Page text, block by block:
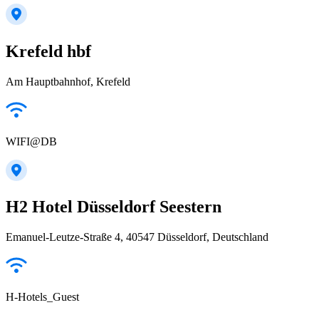
Krefeld hbf
Am Hauptbahnhof, Krefeld
WIFI@DB
H2 Hotel Düsseldorf Seestern
Emanuel-Leutze-Straße 4, 40547 Düsseldorf, Deutschland
H-Hotels_Guest